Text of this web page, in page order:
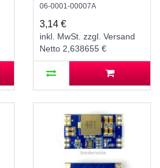
Converter, 4 A, 5..20 V
zu 3,3 V
06-0001-00007A
3,14 €
inkl. MwSt. zzgl. Versand
Netto 2,638655 €